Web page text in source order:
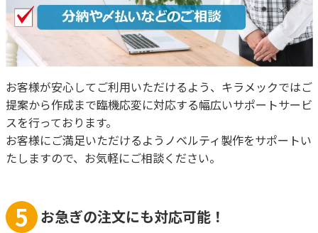
お客様が安心してご利用いただけるよう、キラメックではご
提案から作成まで臨機応変に対応する幅広いサポートサービ
スを行っております。
お客様にご満足いただけるようノベルティ製作をサポートい
たしますので、お気軽にご相談ください。
5 お急ぎの注文にも対応可能！